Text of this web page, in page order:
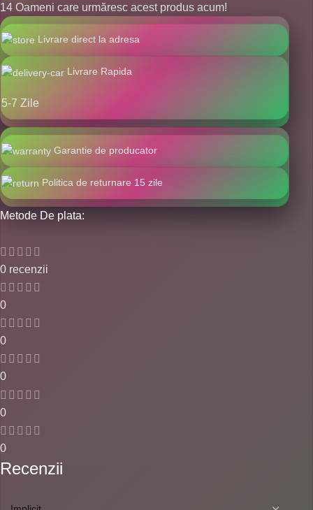
14 Oameni care urmăresc acest produs acum!
Livrare direct la adresa
Livrare Rapida
5-7 Zile
Garantie de producator
Politica de returnare 15 zile
Metode De plata:
0 recenzii
0
0
0
0
0
Recenzii